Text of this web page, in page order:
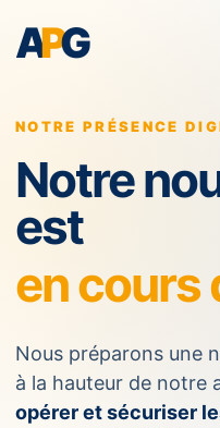
APG
NOTRE PRÉSENCE
Notre
est
en cours
Nous préparons une
à la hauteur de notre
opérer et sécuriser